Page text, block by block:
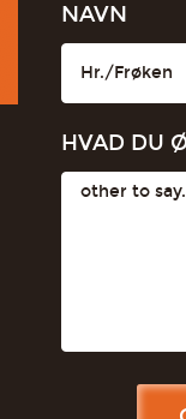
NAVN
HVAD DU